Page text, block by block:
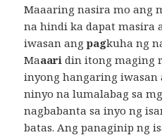
Maaaring nasira mo ang
na hindi ka dapat masira
iwasan angpagkuha ng
Maaari din itong maging
inyong hangaring iwasan
ninyo na lumalabag sa
nagbabanta sa inyo ng
batas. Ang panaginip ng